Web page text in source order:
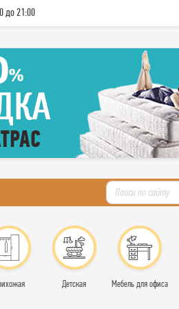
до 21:00
Детская Мебель для офиса